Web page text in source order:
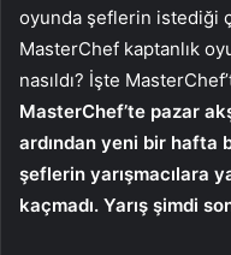
oyunda şeflerin istediği
MasterChef kaptanlık
nasıldı? İşte
MasterChef’te pazar
ardından yeni bir hafta
şeflerin yarışmacılara
kaçmadı. Yarış şimdi